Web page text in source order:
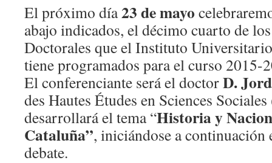
El próximo día23 de mayo
abajo indicados, el décimo cuarto de
Doctorales que el Instituto
tiene programados para el curso 2015-
El conferenciante será el doctorD.
des Hautes Études en Sciences
desarrollará el tema “Historia y
Cataluña”, iniciándose a continuación
debate.